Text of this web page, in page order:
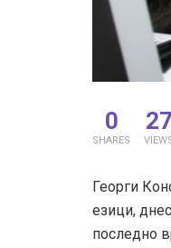
0
SHARES
27
Георги
езици,
последно